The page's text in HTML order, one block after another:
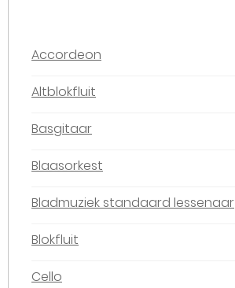
Accordeon
Altblokfluit
Basgitaar
Blaasorkest
Bladmuziek standaard lessenaar
Blokfluit
Cello